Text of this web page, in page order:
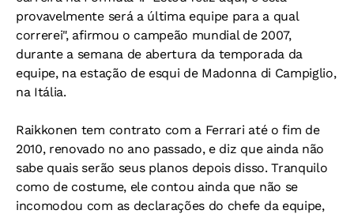
provavelmente será a última equipe para a qual
correrei", afirmou o campeão mundial de 2007,
durante a semana de abertura da temporada da
equipe, na estação de esqui de Madonna di Campiglio,
na Itália.
Raikkonen tem contrato com a Ferrari até o fim de
2010, renovado no ano passado, e diz que ainda não
sabe quais serão seus planos depois disso. Tranquilo
como de costume, ele contou ainda que não se
incomodou com as declarações do chefe da equipe,